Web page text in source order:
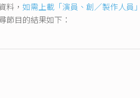
料， 如需上載「演員、創／製作人員
節目的結果如下：